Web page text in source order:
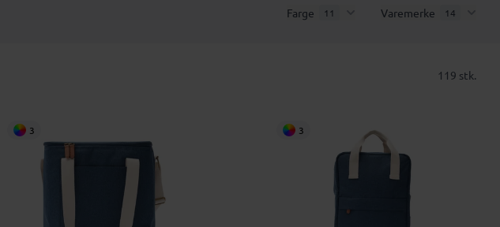
Farge 11 Varemerke 14
119 stk.
3 3